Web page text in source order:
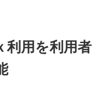
利用を利用者